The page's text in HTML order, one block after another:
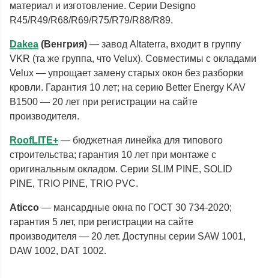
материал и изготовление. Серии Designo
R45/R49/R68/R69/R75/R79/R88/R89.
Dakea (Венгрия) — завод Altaterra, входит в группу
VKR (та же группа, что Velux). Совместимы с окладами
Velux — упрощает замену старых окон без разборки
кровли. Гарантия 10 лет; на серию Better Energy KAV
B1500 — 20 лет при регистрации на сайте
производителя.
RoofLITE+ — бюджетная линейка для типового
строительства; гарантия 10 лет при монтаже с
оригинальным окладом. Серии SLIM PINE, SOLID
PINE, TRIO PINE, TRIO PVC.
Aticco — мансардные окна по ГОСТ 30 734-2020;
гарантия 5 лет, при регистрации на сайте
производителя — 20 лет. Доступны серии SAW 1001,
DAW 1002, DAT 1002.